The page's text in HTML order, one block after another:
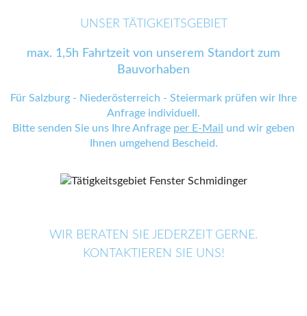
UNSER TÄTIGKEITSGEBIET
max. 1,5h Fahrtzeit von unserem Standort zum
Bauvorhaben
Für Salzburg - Niederösterreich - Steiermark prüfen wir Ihre
Anfrage individuell.
Bitte senden Sie uns Ihre Anfrage per E-Mail
und wir geben
Ihnen umgehend Bescheid.
WIR BERATEN SIE JEDERZEIT GERNE.
KONTAKTIEREN SIE UNS!